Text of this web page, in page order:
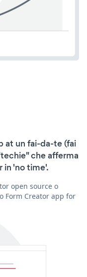
at un fai-da-te (fai
che afferma
in 'no time'.
open source o
Form Creator app for